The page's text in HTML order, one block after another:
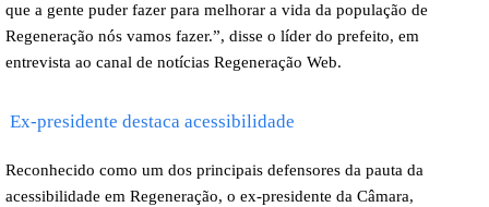
que a gente puder fazer para melhorar a vida da população de
Regeneração nós vamos fazer.”, disse o líder do prefeito, em
entrevista ao canal de notícias Regeneração Web.
Ex-presidente destaca acessibilidade
Reconhecido como um dos principais defensores da pauta da
acessibilidade em Regeneração, o ex-presidente da Câmara,